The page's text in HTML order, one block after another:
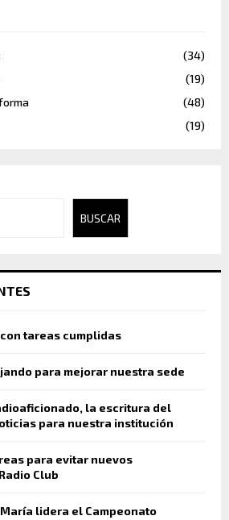
(34)
(19)
(48)
(19)
BUSCAR
tareas cumplidas
para mejorar nuestra sede
la escritura del
para nuestra institución
para evitar nuevos
Club
María lidera el Campeonato